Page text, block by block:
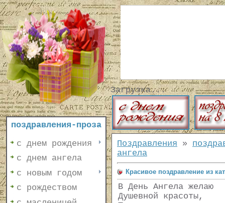
поздравления-проза
с днем рождения
с днем ангела
с новым годом
с рождеством
Загрузка...
Поздравления »
ангела
Красивое поздравление из
В День Ангела желаю
Душевной красоты,